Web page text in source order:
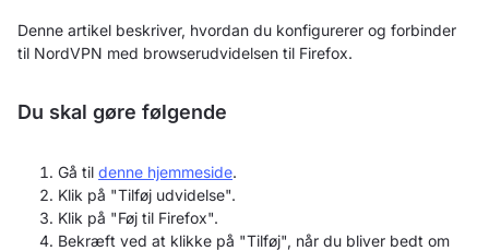
Denne artikel beskriver, hvordan du konfigurerer og forbinder
til NordVPN med browserudvidelsen til Firefox.
Du skal gøre følgende
Gå til denne hjemmeside.
Klik på "Tilføj udvidelse".
Klik på "Føj til Firefox".
Bekræft ved at klikke på "Tilføj", når du bliver bedt om